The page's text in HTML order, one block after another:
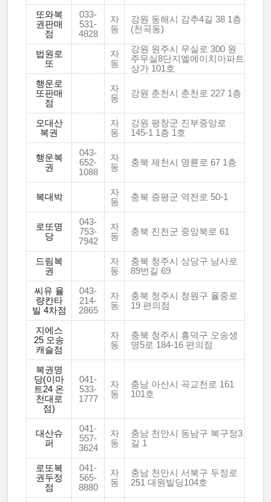
또와복
권판매
점
033-
531-
4828
자
동
강원 동해시 감추4길 38 1층
(천곡동)
법원로
또
자
동
강원 원주시 무실로 300 원
주무실8단지엘에이치아파트
상가 101호
행운로
또판매
점
자
동
강원 춘천시 춘천로 227 1층
오대산
복권
자
동
강원 평창군 진부중앙로
145-1 1층 1호
행운복
권
043-
652-
1088
자
동
충북 제천시 명륜로 67 1층
복대박
자
동
충북 증평군 역전로 50-1
로또명
당
043-
753-
7942
자
동
충북 진천군 중앙북로 61
드림복
권
자
동
충북 청주시 상당구 남사로
89번길 69
씨유 율
량칸타
빌 4차점
043-
214-
2865
자
동
충북 청주시 청원구 율중로
19 편의점
지에스
25 오송
캐슬점
자
동
충북 청주시 흥덕구 오송생
명5로 184-16 편의점
복권명
당(이마
트24 온
천대로
점)
041-
533-
1777
자
동
충남 아산시 곡교천로 161
101호
대산슈
퍼
041-
557-
3624
자
동
충남 천안시 동남구 복구정3
길 1
로또복
권두정
점
041-
565-
8880
자
동
충남 천안시 서북구 두정로
251 대원빌딩104호